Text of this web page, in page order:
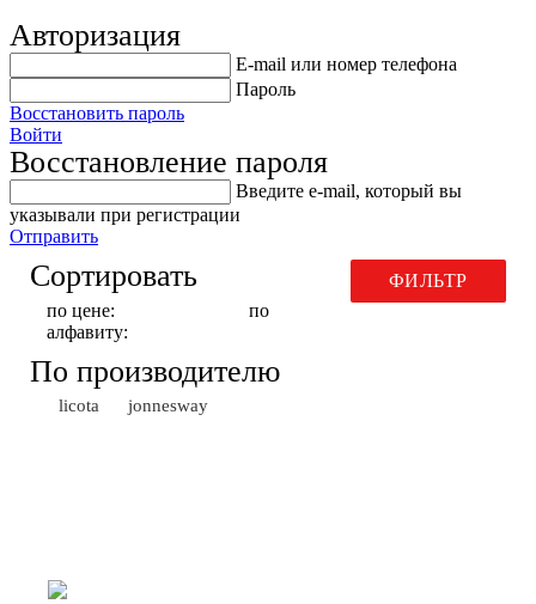
Авторизация
E-mail или номер телефона
Пароль
Восстановить пароль
Войти
Восстановление пароля
Введите е-mail, который вы
указывали при регистрации
Отправить
ФИЛЬТР
Сортировать
по цене:
по
алфавиту:
По производителю
licota jonnesway